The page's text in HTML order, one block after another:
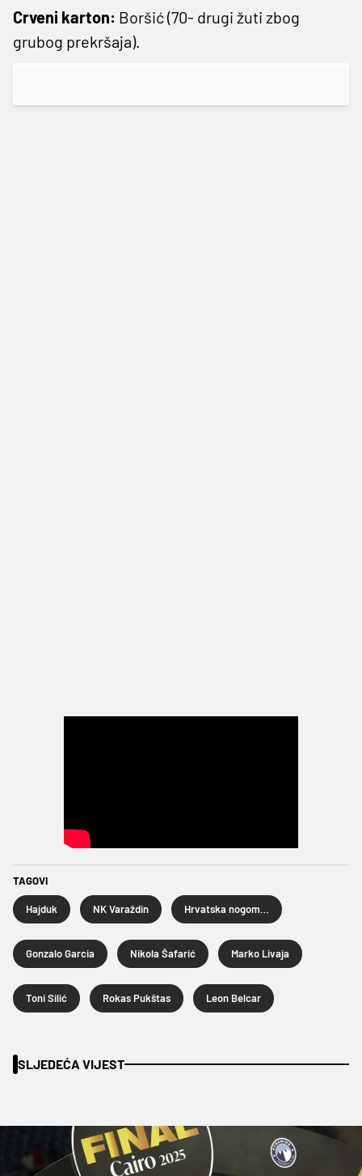
Crveni karton: Boršić (70- drugi žuti zbog
grubog prekršaja).
TAGOVI
Hajduk NK Varaždin
Gonzalo Garcia Nikola Šafarić Marko Livaja
Toni Silić Rokas Pukštas Leon Belcar
SLJEDEĆA VIJEST